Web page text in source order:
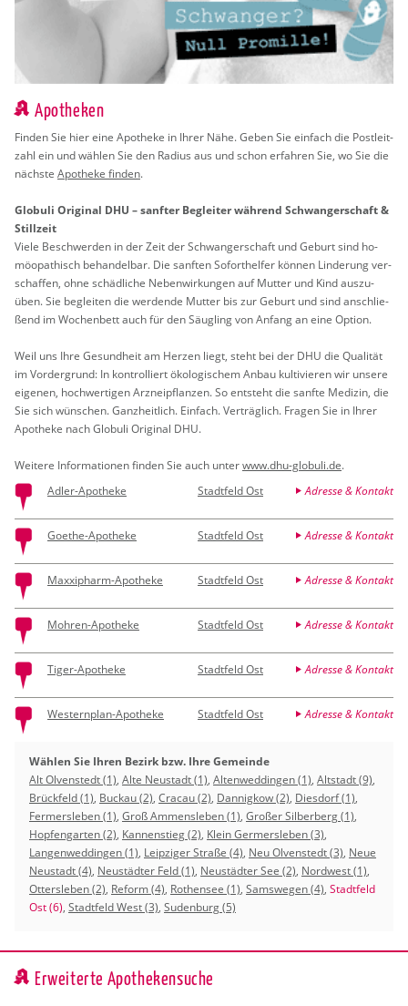
Apotheken
Fin­den Sie hier eine Apo­the­ke in Ihrer Nähe. Geben Sie ein­fach die Post­leit­
zahl ein und wäh­len Sie den Ra­di­us aus und schon er­fah­ren Sie, wo Sie die
nächs­te Apo­the­ke fin­den.
Glo­bu­li Ori­gi­nal DHU – sanf­ter Be­glei­ter wäh­rend Schwan­ger­schaft &
Still­zeit
Viele Be­schwer­den in der Zeit der Schwan­ger­schaft und Ge­burt sind ho­
möo­pa­thisch be­han­del­bar. Die sanf­ten So­fort­hel­fer kön­nen Lin­de­rung ver­
schaf­fen, ohne schäd­li­che Ne­ben­wir­kun­gen auf Mut­ter und Kind aus­zu­
üben. Sie be­glei­ten die wer­den­de Mut­ter bis zur Ge­burt und sind an­schlie­
ßend im Wo­chen­bett auch für den Säug­ling von An­fang an eine Op­ti­on.
Weil uns Ihre Ge­sund­heit am Her­zen liegt, steht bei der DHU die Qua­li­tät
im Vor­der­grund: In kon­trol­liert öko­lo­gi­schem Anbau kul­ti­vie­ren wir un­se­re
ei­ge­nen, hoch­wer­ti­gen Arz­nei­pflan­zen. So ent­steht die sanf­te Me­di­zin, die
Sie sich wün­schen. Ganz­heit­lich. Ein­fach. Ver­träg­lich. Fra­gen Sie in Ihrer
Apo­the­ke nach Glo­bu­li Ori­gi­nal DHU.
Wei­te­re In­for­ma­tio­nen fin­den Sie auch unterwww.​dhu-​globuli.​de.
Adler-Apotheke
Stadtfeld Ost Adresse & Kontakt
Goethe-Apotheke Stadtfeld Ost Adresse & Kontakt
Maxxipharm-Apotheke Stadtfeld Ost Adresse & Kontakt
Mohren-Apotheke Stadtfeld Ost Adresse & Kontakt
Tiger-Apotheke Stadtfeld Ost Adresse & Kontakt
Westernplan-Apotheke Stadtfeld Ost Adresse & Kontakt
Wählen Sie Ihren Bezirk bzw. Ihre Gemeinde
Alt Olvenstedt (1), Alte Neustadt (1), Altenweddingen (1), Altstadt (9),
Brückfeld (1), Buckau (2), Cracau (2), Dannigkow (2), Diesdorf (1),
Fermersleben (1), Groß Ammensleben (1), Großer Silberberg (1),
Hopfengarten (2), Kannenstieg (2), Klein Germersleben (3),
Langenweddingen (1), Leipziger Straße (4), Neu Olvenstedt (3), Neue
Neustadt (4), Neustädter Feld (1), Neustädter See (2), Nordwest (1),
Ottersleben (2), Reform (4), Rothensee (1), Samswegen (4), Stadtfeld
Ost (6), Stadtfeld West (3), Sudenburg (5)
Erweiterte Apothekensuche